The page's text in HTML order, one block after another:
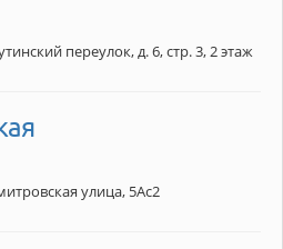
переулок, д. 6, стр. 3, 2 этаж
улица, 5Ас2